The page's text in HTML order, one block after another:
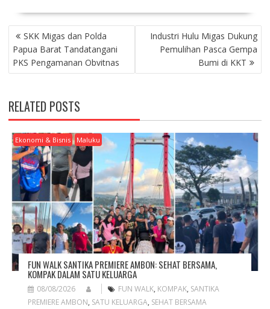
P
O
S
T
A
V
I
G
A
T
N
SKK Migas dan Polda
Papua Barat Tandatangani
PKS Pengamanan Obvitnas
Industri Hulu Migas Dukung
Pemulihan Pasca Gempa
Bumi di KKT
RELATED POSTS
Ekonomi & Bisnis Maluku
FUN WALK SANTIKA PREMIERE AMBON: SEHAT BERSAMA,
KOMPAK DALAM SATU KELUARGA
08/08/2026 FUN WALK, KOMPAK, SANTIKA
PREMIERE AMBON, SATU KELUARGA, SEHAT BERSAMA